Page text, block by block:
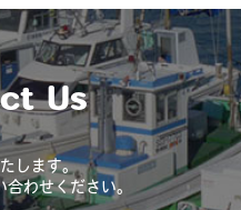
Us
します。
わせください。